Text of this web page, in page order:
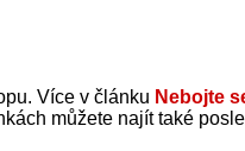
Více v článku Nebojte
můžete najít také